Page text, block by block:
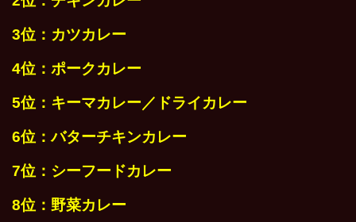
3位：カツカレー
4位：ポークカレー
5位：キーマカレー／ドライカレー
6位：バターチキンカレー
7位：シーフードカレー
8位：野菜カレー